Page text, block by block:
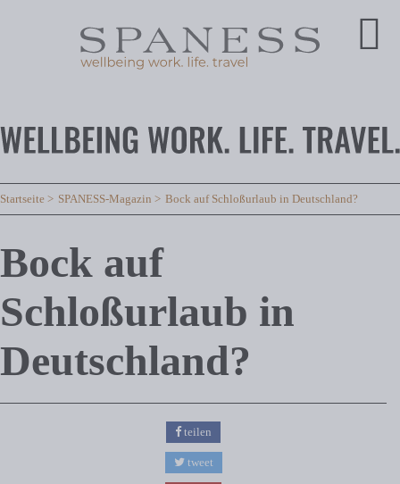
Startseite SPANESS-Magazin Bock auf Schloßurlaub in Deutschland?
Bock auf
Schloßurlaub in
Deutschland?
teilen
tweet